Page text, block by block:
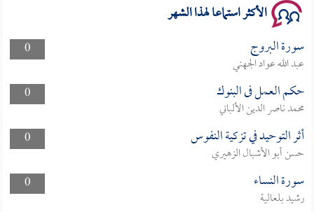
الأكثر استماعا لهذا الشهر
0 سورة البروج
عبد الله عواد الجهني
0
حكم العمل فى البنوك
محمد ناصر الدين الألباني
0
أثر التوحيد في تزكية النفوس
حسن أبو الأشبال الزهيري
0
سورة النساء
رشيد بلعالية